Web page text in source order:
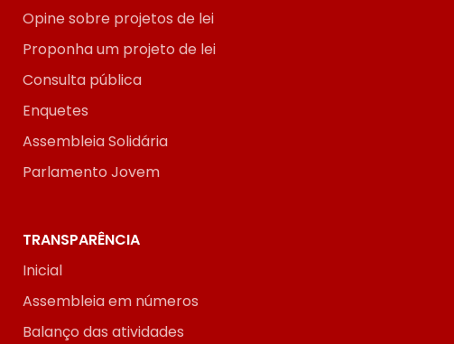
Opine sobre projetos de lei
Proponha um projeto de lei
Consulta pública
Enquetes
Assembleia Solidária
Parlamento Jovem
TRANSPARÊNCIA
Inicial
Assembleia em números
Balanço das atividades